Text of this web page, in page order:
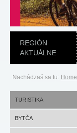
REGIÓN
AKTUÁLNE
Nachádzaš sa tu: Home
TURISTIKA
BYTČA